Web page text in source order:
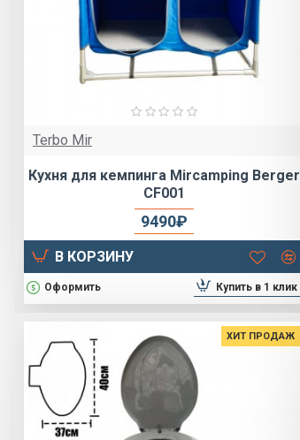
Terbo Mir
Кухня для кемпинга Mircamping Berger
CF001
9490₽
В КОРЗИНУ
Оформить Купить в 1 клик
ХИТ ПРОДАЖ